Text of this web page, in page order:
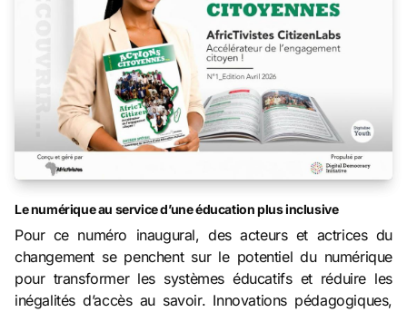
Le numérique au service d’une éducation plus inclusive
Pour ce numéro inaugural, des acteurs et actrices du
changement se penchent sur le potentiel du numérique
pour transformer les systèmes éducatifs et réduire les
inégalités d’accès au savoir. Innovations pédagogiques,